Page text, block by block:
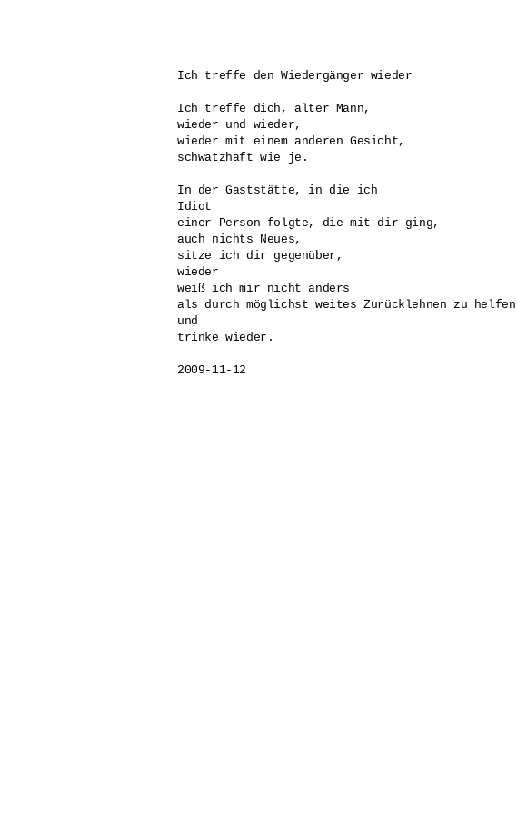
Ich treffe den Wiedergänger wieder
Ich treffe dich, alter Mann,
wieder und wieder,
wieder mit einem anderen Gesicht,
schwatzhaft wie je.
In der Gaststätte, in die ich
Idiot
einer Person folgte, die mit dir ging,
auch nichts Neues,
sitze ich dir gegenüber,
wieder
weiß ich mir nicht anders
als durch möglichst weites Zurücklehnen zu helfen
und
trinke wieder.